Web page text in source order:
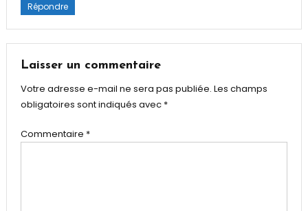
Répondre
Laisser un commentaire
Votre adresse e-mail ne sera pas publiée. Les champs
obligatoires sont indiqués avec *
Commentaire *